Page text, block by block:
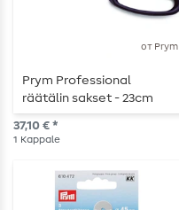
от Prym
Prym Professional
räätälin sakset - 23cm
37,10 € *
1 Kappale